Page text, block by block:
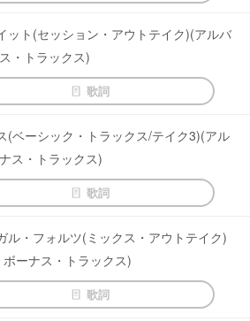
ット(セッション・アウトテイク)(アルバ
・トラックス)
歌詞
(ベーシック・トラックス/テイク3)(アル
ス・トラックス)
歌詞
ル・フォルツ(ミックス・アウトテイク)
ーナス・トラックス)
歌詞